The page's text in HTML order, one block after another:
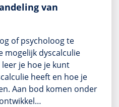
van
of psycholoog te
mogelijk dyscalculie
je hoe je kunt
heeft en hoe je
Aan bod komen onder